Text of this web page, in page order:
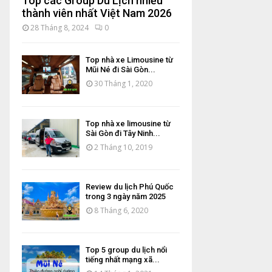
thành viên nhất Việt Nam 2026
28 Tháng 8, 2024 0
Top nhà xe Limousine từ
Mũi Né đi Sài Gòn...
30 Tháng 1, 2020
Top nhà xe limousine từ
Sài Gòn đi Tây Ninh...
2 Tháng 10, 2019
Review du lịch Phú Quốc
trong 3 ngày năm 2025
8 Tháng 6, 2020
Top 5 group du lịch nổi
tiếng nhất mạng xã...